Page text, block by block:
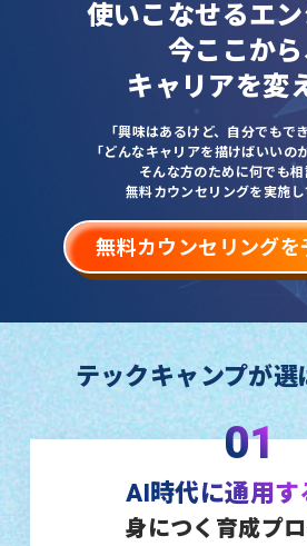
使いこなせるエ
今ここから
キャリアを変
「興味はあるけど、自分でもで
「どんなキャリアを描けばいいの
そんな方のために何でも
無料カウンセリングを実施し
無料カウンセリングを
テックキャンプが選
01
AI時代に通用す
身につく育成プ